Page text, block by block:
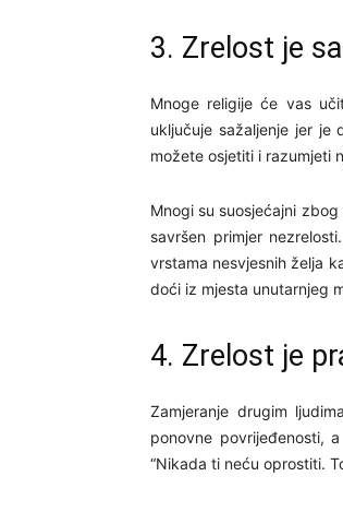
3. Zrelost je
Mnoge religije će vas
uključuje sažaljenje jer
možete osjetiti i razumjeti
Mnogi su suosjećajni
savršen primjer
vrstama nesvjesnih želja
doći iz mjesta unutarnjeg
4. Zrelost je
Zamjeranje drugim
ponovne povrijeđenosti,
“Nikada ti neću oprostiti.